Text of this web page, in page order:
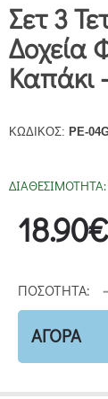
Σετ 3
Δοχεία
Καπάκι
ΚΩΔΙΚΟΣ: PE-
ΔΙΑΘΕΣΙΜΟΤΗΤΑ:
18.90€
ΠΟΣΟΤΗΤΑ:
ΑΓΟΡΑ